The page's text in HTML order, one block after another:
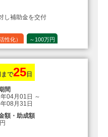
万円＋25万円加算＝50万円）
住宅リフォーム 経費の20％
限度額50万円）
で50万円＋25万円加算＝75万
し補助金を交付
性化） ～100万円
で25 日
間
04月01日 ～
08月31日
額・助成額